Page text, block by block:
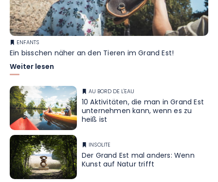
ENFANTS
Ein bisschen näher an den Tieren im Grand Est!
Weiter lesen
AU BORD DE L'EAU
10 Aktivitäten, die man in Grand Est
unternehmen kann, wenn es zu
heiß ist
INSOLITE
Der Grand Est mal anders: Wenn
Kunst auf Natur trifft